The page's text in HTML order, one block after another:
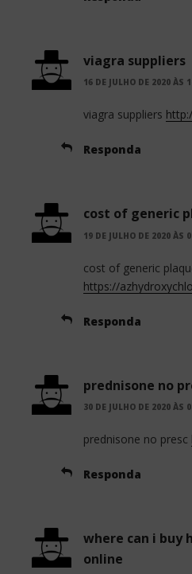
viagra suppliers
16 DE JULHO DE 2020 ÀS
viagra suppliers
Responda
cost of generic
19 DE JULHO DE 2020 ÀS
cost of generic
https://
Responda
prednisone no
30 DE JULHO DE 2020 ÀS
prednisone no presc
Responda
where can i buy
online